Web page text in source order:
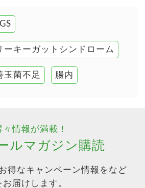
ーキーガットシンドローム
玉菌不足 腸内
々情報が満載！
ルマガジン購読
得なキャンペーン情報をなど
お届けします。